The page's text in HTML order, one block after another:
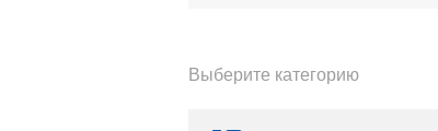
Выберите категорию